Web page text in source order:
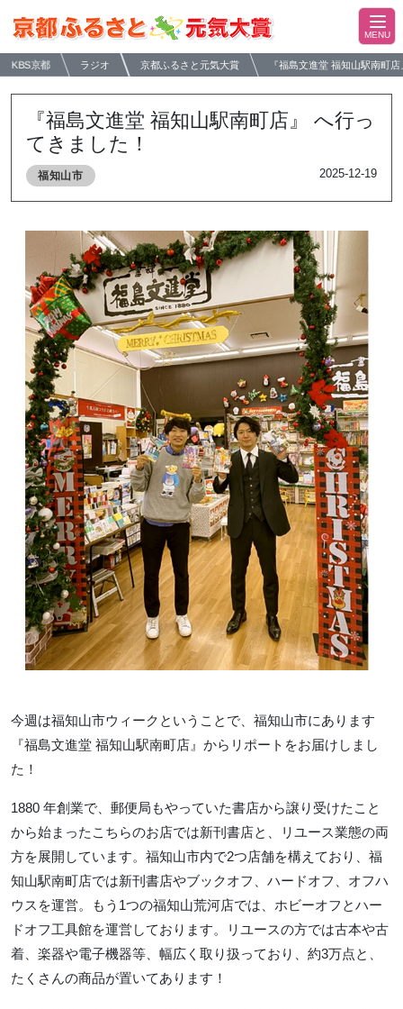
KBS京都 ラジオ 京都ふるさと元気大賞 『福島文進堂 福知山駅南町
『福島文進堂 福知山駅南町店』 へ行っ
てきました！
福知山市 2025-12-19
今週は福知山市ウィークということで、福知山市にあります
『福島文進堂 福知山駅南町店』からリポートをお届けしまし
た！
1880 年創業で、郵便局もやっていた書店から譲り受けたこと
から始まったこちらのお店では新刊書店と、リユース業態の両
方を展開しています。福知山市内で2つ店舗を構えており、福
知山駅南町店では新刊書店やブックオフ、ハードオフ、オフハ
ウスを運営。もう1つの福知山荒河店では、ホビーオフとハー
ドオフ工具館を運営しております。リユースの方では古本や古
着、楽器や電子機器等、幅広く取り扱っており、約3万点と、
たくさんの商品が置いてあります！